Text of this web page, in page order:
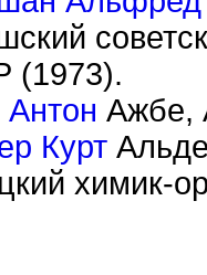
(1973).
Ажбе,
Курт
химик-